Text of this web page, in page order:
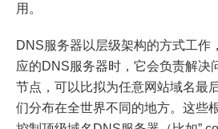
用。
DNS服务器以层级架构的方式工作
应的DNS服务器时，它会负责解决
节点，可以比拟为任意网站域名最
们分布在全世界不同的地方。这些